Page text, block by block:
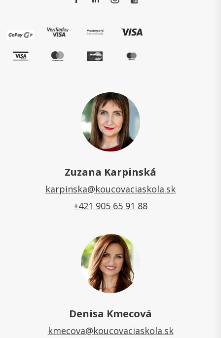
Zuzana Karpinská
karpinska@koucovaciaskola.sk
+421 905 65 91 88
Denisa Kmecová
kmecova@koucovaciaskola.sk